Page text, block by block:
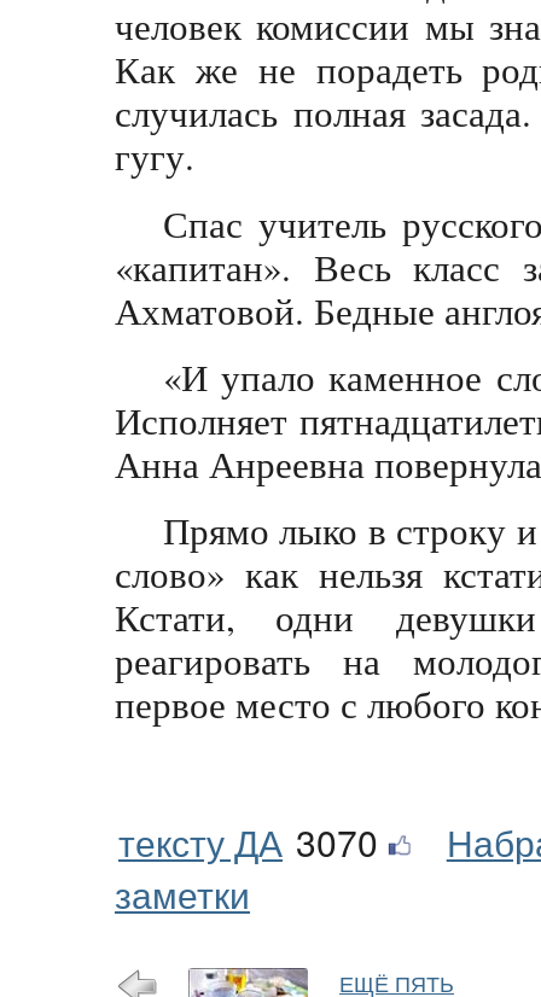
человек комиссии мы
Как же не порадеть
случилась полная
гугу.
Спас учитель
«капитан». Весь класс
Ахматовой. Бедные
«И упало каменное
Исполняет
Анна Анреевна
Прямо лыко в строку
слово» как нельзя
Кстати, одни
реагировать на
первое место с любого
тексту ДА 3070
заметки
ЕЩЁ ПЯТЬ